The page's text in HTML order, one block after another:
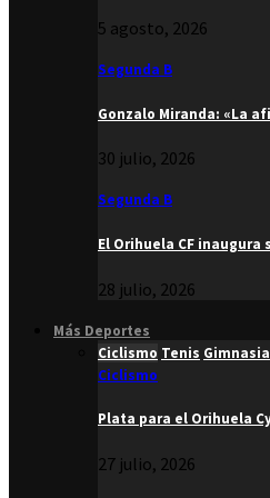
5 agosto, 2026
Segunda B
Gonzalo Miranda: «La
30 julio, 2026
Segunda B
El Orihuela CF
28 julio, 2026
Más Deportes
Ciclismo Tenis Gimnasia
Ciclismo
Plata para el Orihuela
27 julio, 2026